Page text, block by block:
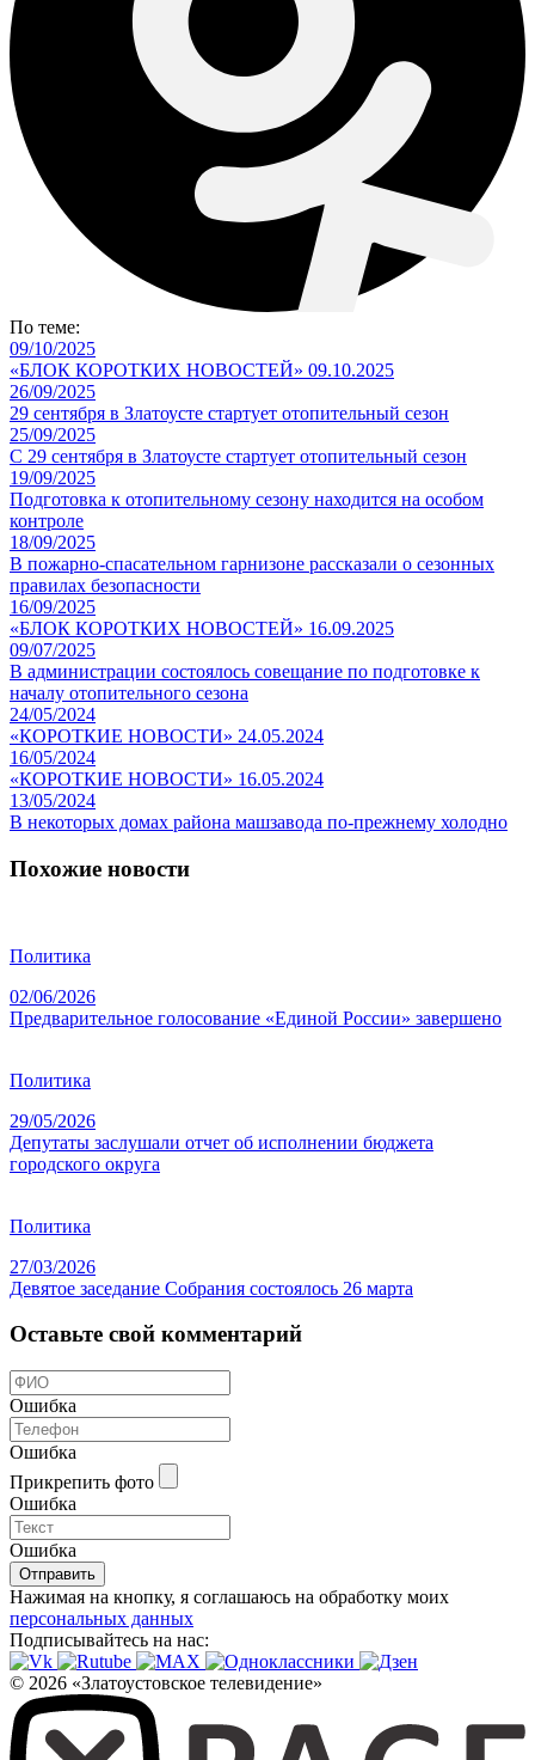
По теме:
09/10/2025
«БЛОК КОРОТКИХ НОВОСТЕЙ» 09.10.2025
26/09/2025
29 сентября в Златоусте стартует отопительный сезон
25/09/2025
С 29 сентября в Златоусте стартует отопительный сезон
19/09/2025
Подготовка к отопительному сезону находится на особом
контроле
18/09/2025
В пожарно-спасательном гарнизоне рассказали о сезонных
правилах безопасности
16/09/2025
«БЛОК КОРОТКИХ НОВОСТЕЙ» 16.09.2025
09/07/2025
В администрации состоялось совещание по подготовке к
началу отопительного сезона
24/05/2024
«КОРОТКИЕ НОВОСТИ» 24.05.2024
16/05/2024
«КОРОТКИЕ НОВОСТИ» 16.05.2024
13/05/2024
В некоторых домах района машзавода по-прежнему холодно
Похожие новости
Политика
02/06/2026
Предварительное голосование «Единой России» завершено
Политика
29/05/2026
Депутаты заслушали отчет об исполнении бюджета
городского округа
Политика
27/03/2026
Девятое заседание Собрания состоялось 26 марта
Оставьте свой комментарий
Ошибка
Ошибка
Прикрепить фото
Ошибка
Ошибка
Отправить
Нажимая на кнопку, я соглашаюсь на обработку моих
персональных данных
Подписывайтесь на нас:
© 2026 «Златоустовское телевидение»